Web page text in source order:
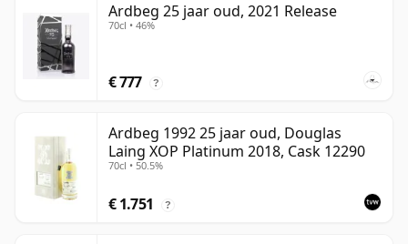
Ardbeg 25 jaar oud, 2021 Release
70cl • 46%
€ 777 ?
Ardbeg 1992 25 jaar oud, Douglas
Laing XOP Platinum 2018, Cask 12290
70cl • 50.5%
€ 1.751 ?